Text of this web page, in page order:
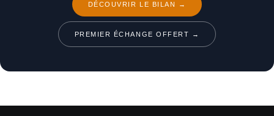
DÉCOUVRIR LE BILAN →
PREMIER ÉCHANGE OFFERT →